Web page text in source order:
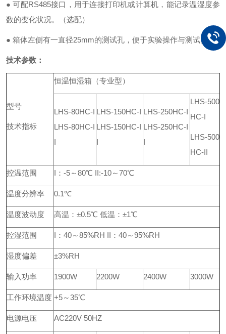
● 可配RS485接口，用于连接打印机或计算机，能记录温湿度参
数的变化状况。（选配）
● 箱体左侧有一直径25mm的测试孔，便于实验操作与测试。
技术参数：
型号
技术指标
恒温恒湿箱（专业型）
LHS-80HC-I
LHS-80HC-I
I
LHS-150HC-I
LHS-150HC-I
I
LHS-250HC-I
LHS-250HC-I
I
LHS-500
HC-I
LHS-500
HC-II
控温范围 I：-5～80℃ II:-10～70℃
温度分辨率 0.1℃
温度波动度 高温：±0.5℃ 低温：±1℃
控湿范围 I：40～85%RH II：40～95%RH
湿度偏差 ±3%RH
输入功率 1900W 2200W 2400W 3000W
工作环境温度 +5～35℃
电源电压 AC220V 50HZ